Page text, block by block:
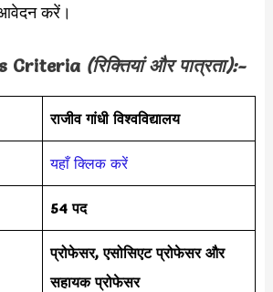
करें।
Criteria (रिक्तियां और पात्रता):-
राजीव गांधी विश्वविद्यालय
यहाँ क्लिक करें
54 पद
प्रोफेसर, एसोसिएट प्रोफेसर और
सहायक प्रोफेसर